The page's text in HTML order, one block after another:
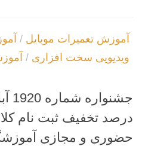
آموزش تعمیرات موبایل /
ویدیویی سخت افزاری /
درصد تخفیف ثبت نام
حضوری و مجازی